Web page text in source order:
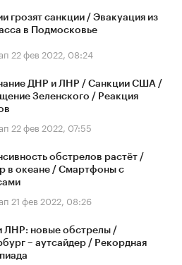
грозят санкции / Эвакуация из
в Подмосковье
22 фев 2022, 08:24
ДНР и ЛНР / Санкции США /
Зеленского / Реакция
22 фев 2022, 07:55
обстрелов растёт /
в океане / Смартфоны с
21 фев 2022, 08:26
ЛНР: новые обстрелы /
– аутсайдер / Рекордная